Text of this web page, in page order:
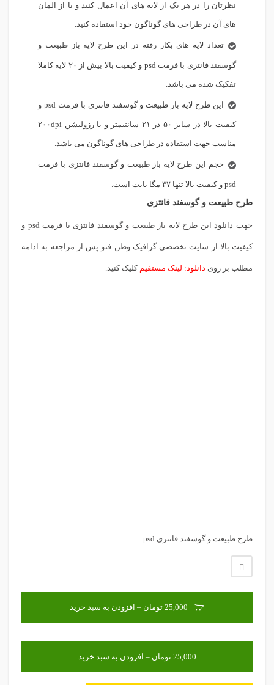
نظرتان را در هر یک از لایه های آن اعمال کنید و یا از المان
های آن در طراحی های گوناگون خود استفاده کنید.
تعداد لایه های بکار رفته در این طرح لایه باز طبیعت و
گوسفند فانتزی با فرمت psd و کیفیت بالا بیش از ۲۰ لایه کاملا
تفکیک شده می باشد.
این طرح لایه باز طبیعت و گوسفند فانتزی با فرمت psd و
کیفیت بالا در سایز ۵۰ در ۲۱ سانتیمتر و با رزولیشن ۲۰۰dpi
مناسب جهت استفاده در طراحی های گوناگون می باشد.
حجم این طرح لایه باز طبیعت و گوسفند فانتزی با فرمت
psd و کیفیت بالا تنها ۳۷ مگا بایت است.
طرح طبیعت و گوسفند فانتزی
جهت دانلود این طرح لایه باز طبیعت و گوسفند فانتزی با فرمت psd و
کیفیت بالا از سایت تخصصی گرافیک وطن فتو پس از مراجعه به ادامه
مطلب بر روی دانلود: لینک مستقیم کلیک کنید.
طرح طبیعت و گوسفند فانتزی psd
25,000 تومان – افزودن به سبد خرید